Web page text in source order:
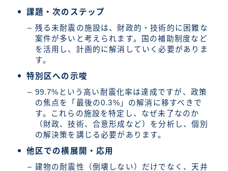
課題・次のステップ
残る未耐震の施設は、財政的・技術的に困難な
案件が多いと考えられます。国の補助制度など
を活用し、計画的に解消していく必要がありま
す。
特別区への示唆
99.7%という高い耐震化率は達成ですが、政策
の焦点を「最後の0.3%」の解消に移すべきで
す。これらの施設を特定し、なぜ未了なのか
（財政、技術、合意形成など）を分析し、個別
の解決策を講じる必要があります。
他区での横展開・応用
建物の耐震性（倒壊しない）だけでなく、天井